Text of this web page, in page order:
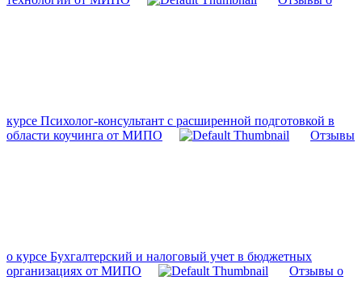
курсе Психолог-консультант с расширенной подготовкой в
области коучинга от МИПО
Отзывы
о курсе Бухгалтерский и налоговый учет в бюджетных
организациях от МИПО
Отзывы о